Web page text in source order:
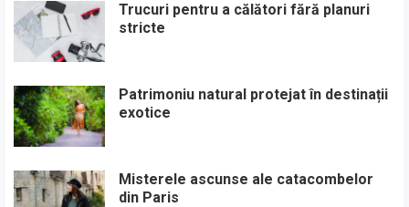
Trucuri pentru a călători fără planuri
stricte
Patrimoniu natural protejat în destinații
exotice
Misterele ascunse ale catacombelor
din Paris